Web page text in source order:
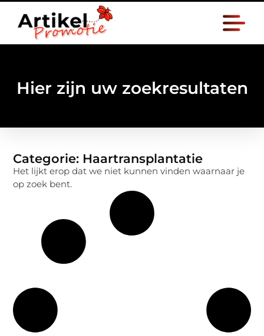
Hier zijn uw zoekresultaten
Categorie: Haartransplantatie
Het lijkt erop dat we niet kunnen vinden waarnaar je
op zoek bent.